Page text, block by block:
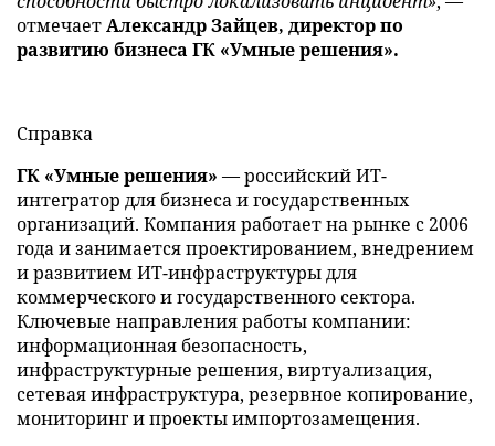
отмечаетАлександр Зайцев, директор по
развитию бизнеса ГК «Умные решения».
Справка
ГК «Умные решения» — российский ИТ-
интегратор для бизнеса и государственных
организаций. Компания работает на рынке с 2006
года и занимается проектированием, внедрением
и развитием ИТ-инфраструктуры для
коммерческого и государственного сектора.
Ключевые направления работы компании:
информационная безопасность,
инфраструктурные решения, виртуализация,
сетевая инфраструктура, резервное копирование,
мониторинг и проекты импортозамещения.